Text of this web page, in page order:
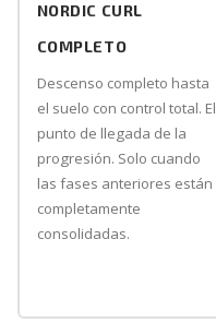
NORDIC CURL
COMPLETO
Descenso completo hasta
el suelo con control total. El
punto de llegada de la
progresión. Solo cuando
las fases anteriores están
completamente
consolidadas.